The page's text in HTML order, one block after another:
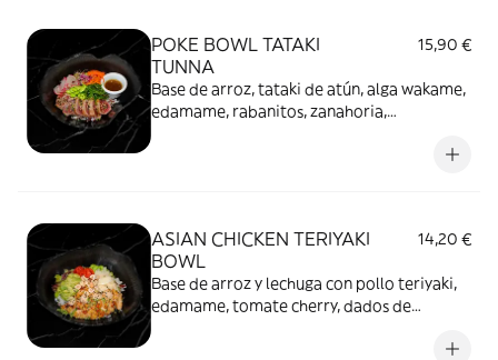
POKE BOWL TATAKI
TUNNA
15,90 €
Base de arroz, tataki de atún, alga wakame,
edamame, rabanitos, zanahoria,
ASIAN CHICKEN TERIYAKI
BOWL
14,20 €
Base de arroz y lechuga con pollo teriyaki,
edamame, tomate cherry, dados de